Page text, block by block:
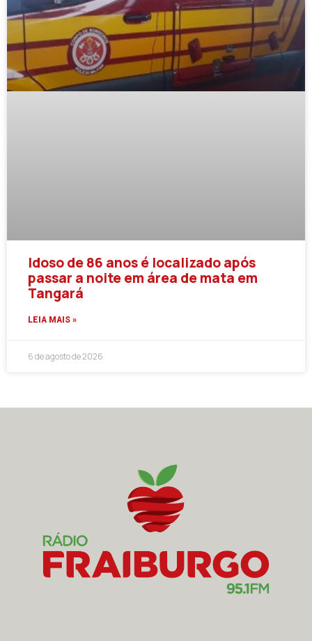
Idoso de 86 anos é localizado após
passar a noite em área de mata em
Tangará
LEIA MAIS »
6 de agosto de 2026